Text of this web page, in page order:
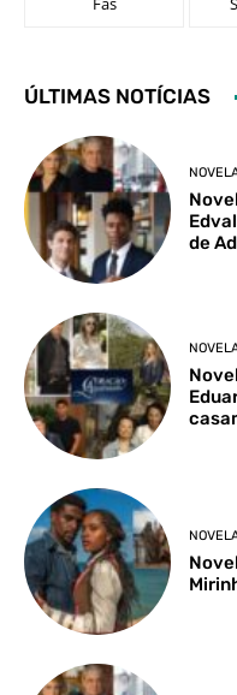
ÚLTIMAS NOTÍCIAS
de